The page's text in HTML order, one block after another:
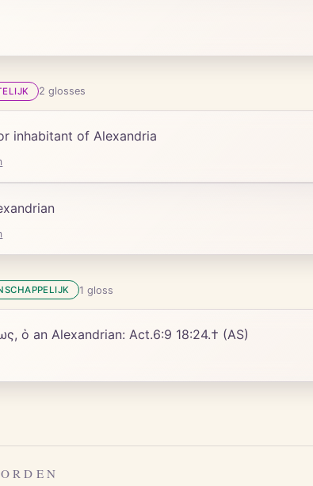
2 glosses
inhabitant of Alexandria
1 gloss
ὁ an Alexandrian: Act.6:9 18:24.† (AS)